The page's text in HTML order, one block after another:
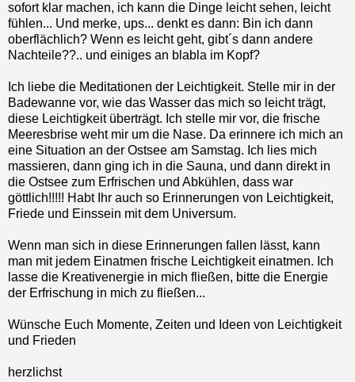
sofort klar machen, ich kann die Dinge leicht sehen, leicht
fühlen... Und merke, ups... denkt es dann: Bin ich dann
oberflächlich? Wenn es leicht geht, gibt´s dann andere
Nachteile??.. und einiges an blabla im Kopf?
Ich liebe die Meditationen der Leichtigkeit. Stelle mir in der
Badewanne vor, wie das Wasser das mich so leicht trägt,
diese Leichtigkeit überträgt. Ich stelle mir vor, die frische
Meeresbrise weht mir um die Nase. Da erinnere ich mich an
eine Situation an der Ostsee am Samstag. Ich lies mich
massieren, dann ging ich in die Sauna, und dann direkt in
die Ostsee zum Erfrischen und Abkühlen, dass war
göttlich!!!!! Habt Ihr auch so Erinnerungen von Leichtigkeit,
Friede und Einssein mit dem Universum.
Wenn man sich in diese Erinnerungen fallen lässt, kann
man mit jedem Einatmen frische Leichtigkeit einatmen. Ich
lasse die Kreativenergie in mich fließen, bitte die Energie
der Erfrischung in mich zu fließen...
Wünsche Euch Momente, Zeiten und Ideen von Leichtigkeit
und Frieden
herzlichst